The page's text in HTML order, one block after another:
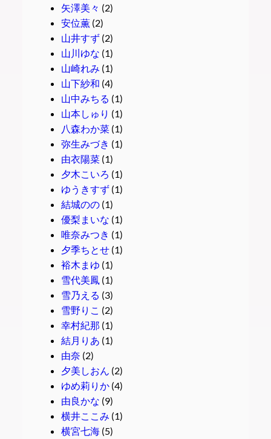
矢澤美々 (2)
安位薫(2)
山井すず(2)
山川ゆな (1)
山崎れみ (1)
山下紗和 (4)
山中みちる (1)
山本しゅり (1)
八森わか菜(1)
弥生みづき (1)
由衣陽菜(1)
夕木こいろ (1)
ゆうきすず(1)
結城のの(1)
優梨まいな (1)
唯奈みつき (1)
夕季ちとせ(1)
裕木まゆ (1)
雪代美鳳 (1)
雪乃える (3)
雪野りこ (2)
幸村紀那 (1)
結月りあ (1)
由奈 (2)
夕美しおん (2)
ゆめ莉りか(4)
由良かな (9)
横井ここみ (1)
横宮七海(5)